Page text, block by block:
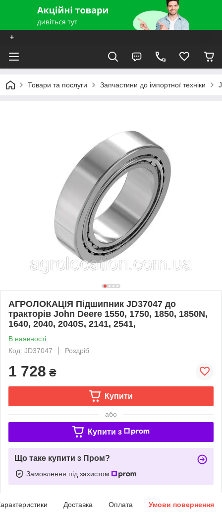
+
Товари та послуги Запчастини до імпортної техніки
АГРОЛОКАЦІЯ Підшипник JD37047 до
тракторів John Deere 1550, 1750, 1850, 1850N,
1640, 2040, 2040S, 2141, 2541,
В наявності
Код: JD37047
Роздріб
1 728 ₴
Купити
або
Купити з
Що таке купити з Пром?
Замовлення під захистом
Доставка Оплата Умови повернення